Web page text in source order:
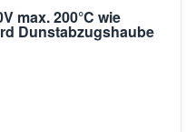
max. 200°C wie
Dunstabzugshaube